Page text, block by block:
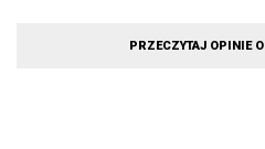
PRZECZYTAJ OPINIE